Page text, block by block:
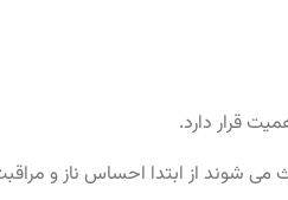
قرار دارد.
می شوند از ابتدا احساس ناز و